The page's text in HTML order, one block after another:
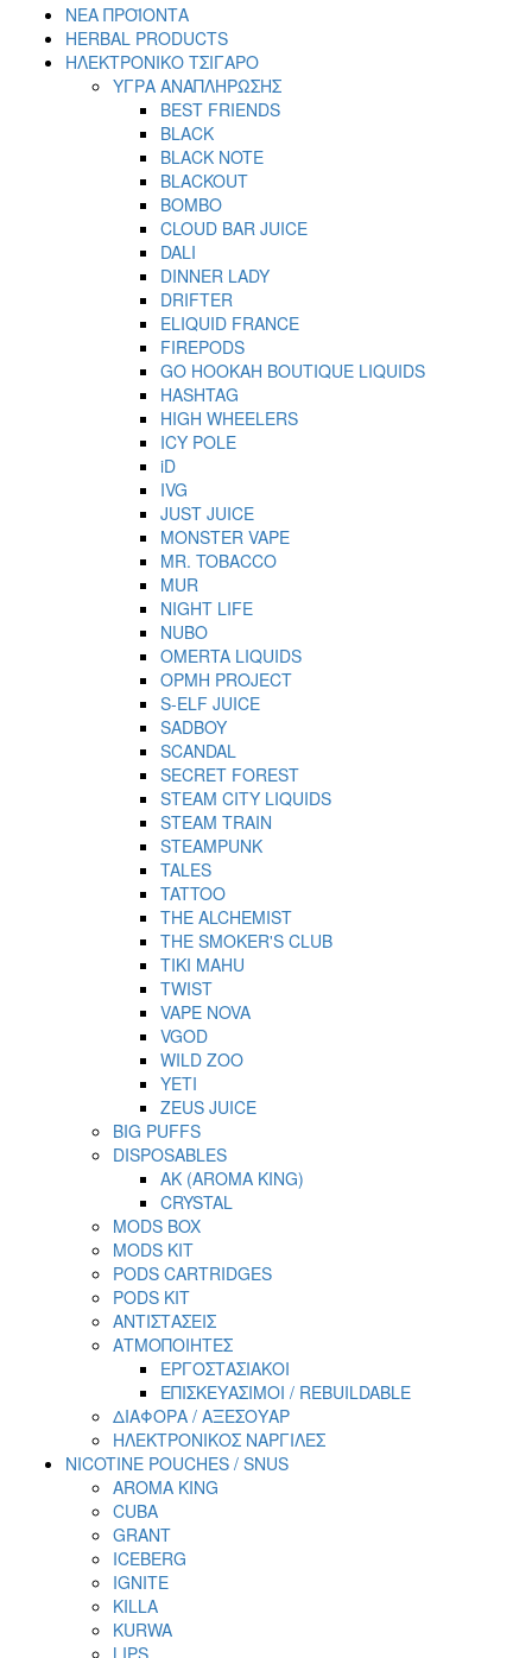
ΝΕΑ ΠΡΟΪΟΝΤΑ
HERBAL PRODUCTS
ΗΛΕΚΤΡΟΝΙΚΟ ΤΣΙΓΑΡΟ
ΥΓΡΑ ΑΝΑΠΛΗΡΩΣΗΣ
BEST FRIENDS
BLACK
BLACK NOTE
BLACKOUT
BOMBO
CLOUD BAR JUICE
DALI
DINNER LADY
DRIFTER
ELIQUID FRANCE
FIREPODS
GO HOOKAH BOUTIQUE LIQUIDS
HASHTAG
HIGH WHEELERS
ICY POLE
iD
IVG
JUST JUICE
MONSTER VAPE
MR. TOBACCO
MUR
NIGHT LIFE
NUBO
OMERTA LIQUIDS
OPMH PROJECT
S-ELF JUICE
SADBOY
SCANDAL
SECRET FOREST
STEAM CITY LIQUIDS
STEAM TRAIN
STEAMPUNK
TALES
TATTOO
THE ALCHEMIST
THE SMOKER'S CLUB
TIKI MAHU
TWIST
VAPE NOVA
VGOD
WILD ZOO
YETI
ZEUS JUICE
BIG PUFFS
DISPOSABLES
AK (AROMA KING)
CRYSTAL
MODS BOX
MODS KIT
PODS CARTRIDGES
PODS KIT
ΑΝΤΙΣΤΑΣΕΙΣ
ΑΤΜΟΠΟΙΗΤΕΣ
ΕΡΓΟΣΤΑΣΙΑΚΟΙ
ΕΠΙΣΚΕΥΑΣΙΜΟΙ / REBUILDABLE
ΔΙΑΦΟΡΑ / ΑΞΕΣΟΥΑΡ
ΗΛΕΚΤΡΟΝΙΚΟΣ ΝΑΡΓΙΛΕΣ
NICOTINE POUCHES / SNUS
AROMA KING
CUBA
GRANT
ICEBERG
IGNITE
KILLA
KURWA
LIPS